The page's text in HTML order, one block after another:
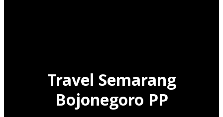
Travel Semarang
Bojonegoro PP